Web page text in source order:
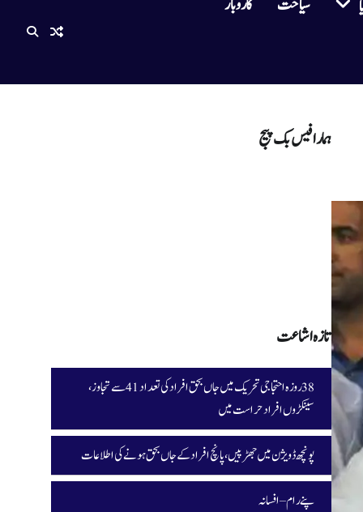
ہمارا فیس بک پیج
تازہ اشاعت
38 روزہ احتجاجی تحریک میں جاں بحق افراد کی تعداد 41 سے تجاوز،
سینکڑوں افراد حراست میں
پونچھ ڈویژن میں جھڑپیں، پانچ افراد کے جاں بحق ہونے کی اطلاعات
پنے رام – افسانہ